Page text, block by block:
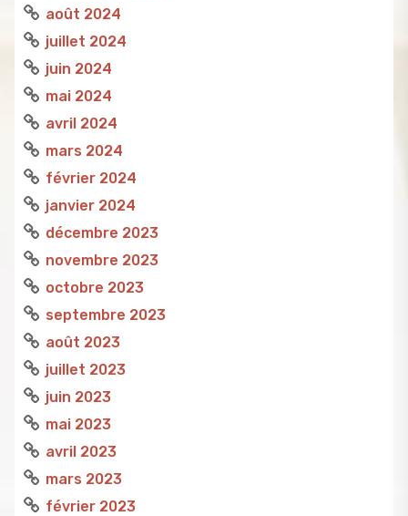
août 2024
juillet 2024
juin 2024
mai 2024
avril 2024
mars 2024
février 2024
janvier 2024
décembre 2023
novembre 2023
octobre 2023
septembre 2023
août 2023
juillet 2023
juin 2023
mai 2023
avril 2023
mars 2023
février 2023